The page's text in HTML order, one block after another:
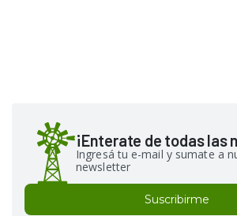
¡Enterate de todas las
Ingresá tu e-mail y sumate a
newsletter
Suscribirme